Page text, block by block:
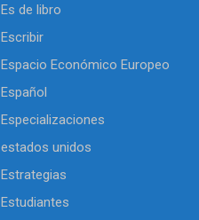
Es de libro
Escribir
Espacio Económico Europeo
Español
Especializaciones
estados unidos
Estrategias
Estudiantes